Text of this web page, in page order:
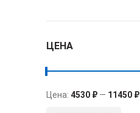
ЦЕНА
Цена: 4530 ₽ — 11450 ₽